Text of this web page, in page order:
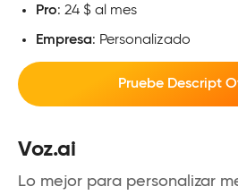
Pro: 24 $ al mes
Empresa: Personalizado
Pruebe Descript
Voz.ai
Lo mejor para personalizar